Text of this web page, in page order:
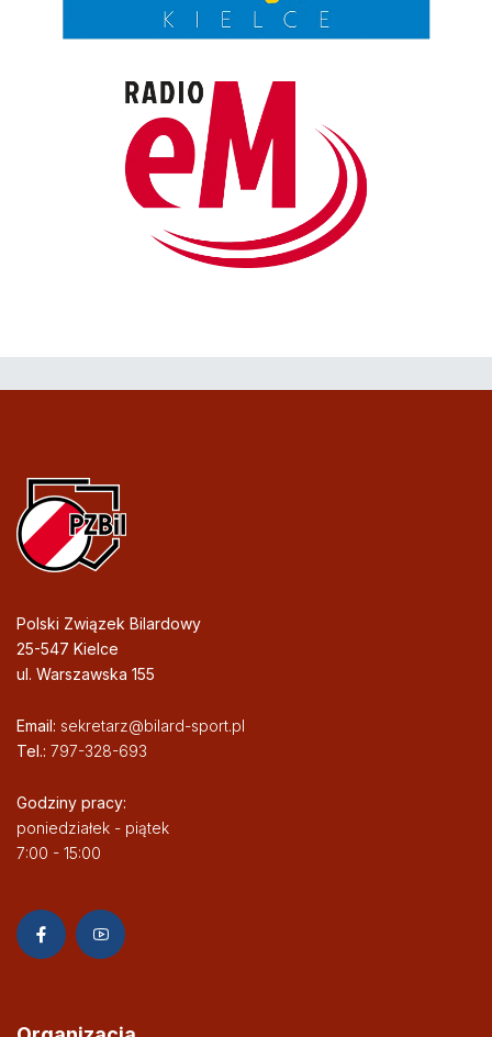
Polski Związek Bilardowy
25-547 Kielce
ul. Warszawska 155
Email: sekretarz@bilard-sport.pl
Tel.: 797-328-693
Godziny pracy:
poniedziałek - piątek
7:00 - 15:00